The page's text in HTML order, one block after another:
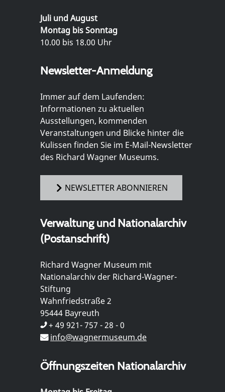
Juli und August
Montag bis Sonntag
10.00 bis 18.00 Uhr
Newsletter-Anmeldung
Immer auf dem Laufenden:
Informationen zu aktuellen
Ausstellungen, kommenden
Veranstaltungen und Blicke hinter die
Kulissen finden Sie im E-Mail-Newsletter
des Richard Wagner Museums.
NEWSLETTER ABONNIEREN
Verwaltung und Nationalarchiv
(Postanschrift)
Richard Wagner Museum mit
Nationalarchiv der Richard-Wagner-
Stiftung
Wahnfriedstraße 2
95444 Bayreuth
+ 49 921- 757 - 28 - 0
info@wagnermuseum.de
Öffnungszeiten Nationalarchiv